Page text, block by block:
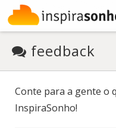
feedback
Conte para a gente o
InspiraSonho!